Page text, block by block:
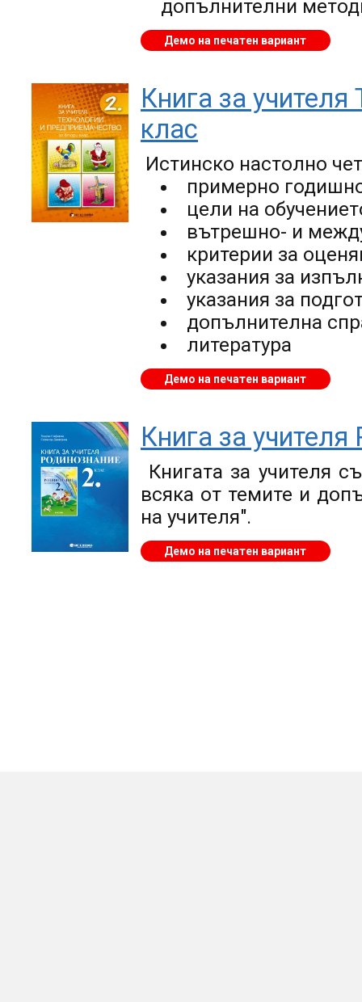
допълнителни
Демо на печатен вариант
Книга за
клас
Истинско настолно
примерно
цели на
вътрешно- и
критерии за
указания за
указания за
допълнителна
литература
Демо на печатен вариант
Книга за
Книгата за учителя
всяка от темите и
на учителя".
Демо на печатен вариант